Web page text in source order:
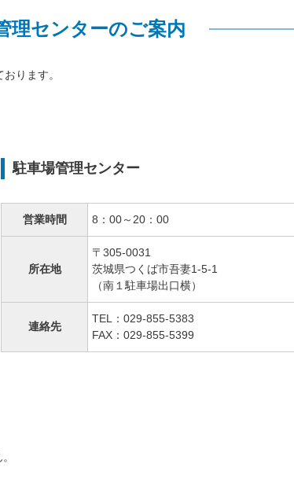
理センターのご案内
ります。
駐車場管理センター
営業時間 8：00～20：00
所在地
〒305-0031
茨城県つくば市吾妻1-5-1
（南１駐車場出口横）
連絡先
TEL：029-855-5383
FAX：029-855-5399